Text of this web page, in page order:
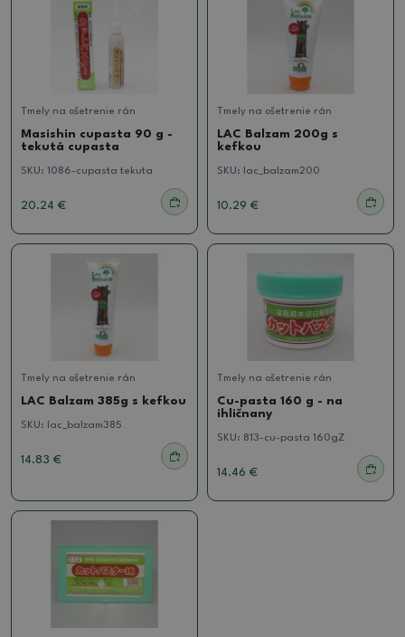
Tmely na ošetrenie rán
Masishin cupasta 90 g -
tekutá cupasta
SKU: 1086-cupasta tekuta
20.24 €
Tmely na ošetrenie rán
LAC Balzam 200g s
kefkou
SKU: lac_balzam200
10.29 €
Tmely na ošetrenie rán
LAC Balzam 385g s kefkou
SKU: lac_balzam385
14.83 €
Tmely na ošetrenie rán
Cu-pasta 160 g - na
ihličnany
SKU: 813-cu-pasta 160gZ
14.46 €